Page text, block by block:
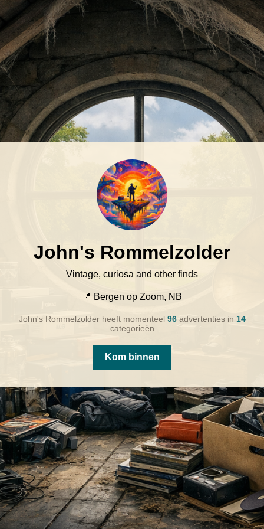
John's Rommelzolder
Vintage, curiosa and other finds
📍 Bergen op Zoom, NB
John's Rommelzolder heeft momenteel 96advertenties in 14
categorieën
Kom binnen